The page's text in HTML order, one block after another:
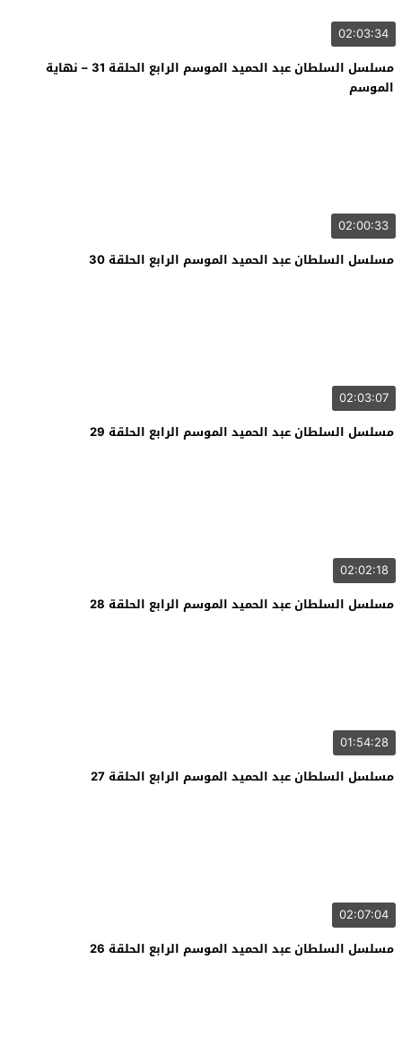
02:03:34
مسلسل السلطان عبد الحميد الموسم الرابع الحلقة 31 – نهاية
الموسم
02:00:33
مسلسل السلطان عبد الحميد الموسم الرابع الحلقة 30
02:03:07
مسلسل السلطان عبد الحميد الموسم الرابع الحلقة 29
02:02:18
مسلسل السلطان عبد الحميد الموسم الرابع الحلقة 28
01:54:28
مسلسل السلطان عبد الحميد الموسم الرابع الحلقة 27
02:07:04
مسلسل السلطان عبد الحميد الموسم الرابع الحلقة 26